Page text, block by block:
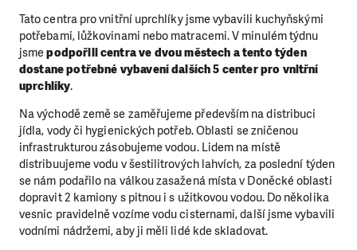
Tato centra pro vnitřní uprchlíky jsme vybavili kuchyňskými
potřebami, lůžkovinami nebo matracemi. V minulém týdnu
jsmepodpořili centra ve dvou městech a tento týden
dostane potřebné vybavení dalších 5 center pro vnitřní
uprchlíky.
Na východě země se zaměřujeme především na distribuci
jídla, vody či hygienických potřeb. Oblasti se zničenou
infrastrukturou zásobujeme vodou. Lidem na místě
distribuujeme vodu v šestilitrových lahvích, za poslední týden
se nám podařilo na válkou zasažená místa v Doněcké oblasti
dopravit 2 kamiony s pitnou i s užitkovou vodou. Do několika
vesnic pravidelně vozíme vodu cisternami, další jsme vybavili
vodními nádržemi, aby ji měli lidé kde skladovat.